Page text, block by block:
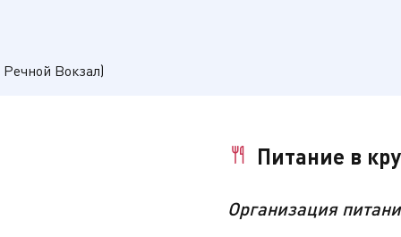
и откроют для себя научные танцы! Да-да, наука тоже
программе на борту и будет проходить
(номер закреплённого за вами
(для заполнения в первый день круиза).
Вокзал)
Питание в
Организация